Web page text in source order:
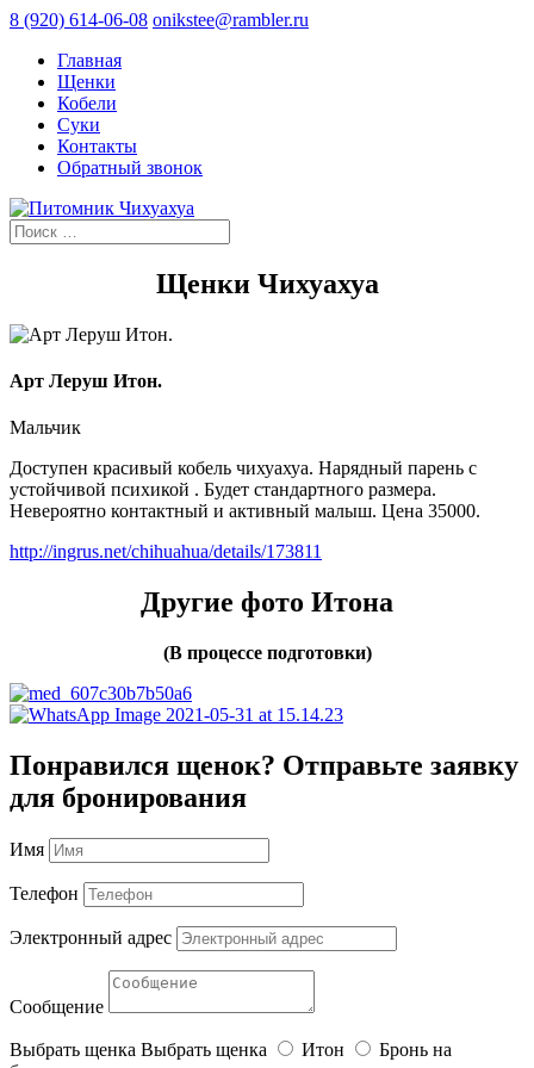
8 (920) 614-06-08 onikstee@rambler.ru
Главная
Щенки
Кобели
Суки
Контакты
Обратный звонок
Щенки Чихуахуа
Арт Леруш Итон.
Мальчик
Доступен красивый кобель чихуахуа. Нарядный парень с
устойчивой психикой . Будет стандартного размера.
Невероятно контактный и активный малыш. Цена 35000.
http://ingrus.net/chihuahua/details/173811
Другие фото Итона
(В процессе подготовки)
Понравился щенок? Отправьте заявку
для бронирования
Имя
Телефон
Электронный адрес
Сообщение
Выбрать щенка Выбрать щенка Итон
Бронь на